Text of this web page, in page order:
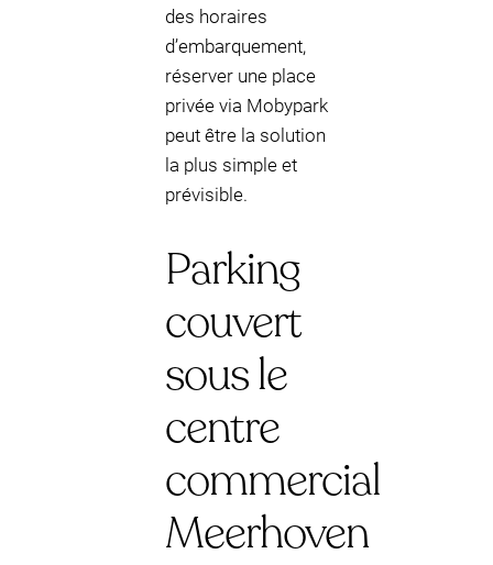
des horaires
d’embarquement,
réserver une place
privée via Mobypark
peut être la solution
la plus simple et
prévisible.
Parking
couvert
sous le
centre
commercial
Meerhoven